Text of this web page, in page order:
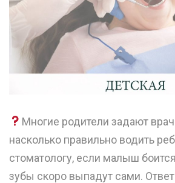
Многие родители задают
насколько правильно водить
стоматологу, если малыш
зубы скоро выпадут сами.